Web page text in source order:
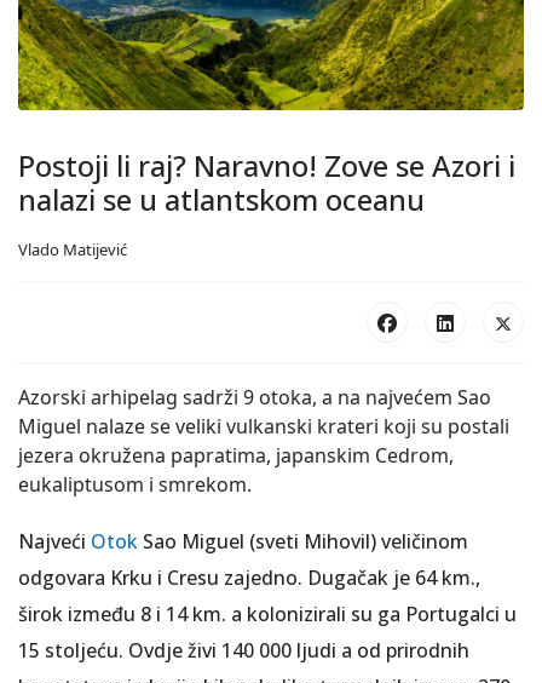
Postoji li raj? Naravno! Zove se Azori i
nalazi se u atlantskom oceanu
Vlado Matijević
Azorski arhipelag sadrži 9 otoka, a na najvećem Sao
Miguel nalaze se veliki vulkanski krateri koji su postali
jezera okružena papratima, japanskim Cedrom,
eukaliptusom i smrekom.
Najveći Otok Sao Miguel (sveti Mihovil) veličinom
odgovara Krku i Cresu zajedno. Dugačak je 64 km.,
širok između 8 i 14 km. a kolonizirali su ga Portugalci u
15 stoljeću. Ovdje živi 140 000 ljudi a od prirodnih